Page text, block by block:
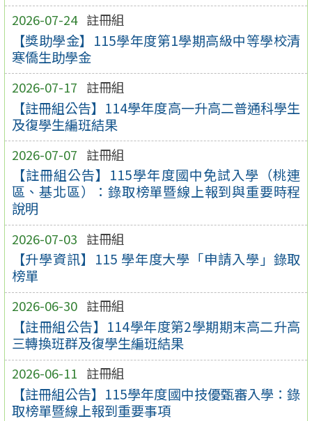
2026-07-24 註冊組
【獎助學金】115學年度第1學期高級中等學校清
寒僑生助學金
2026-07-17 註冊組
【註冊組公告】114學年度高一升高二普通科學生
及復學生編班結果
2026-07-07 註冊組
【註冊組公告】115學年度國中免試入學（桃連
區、基北區）：錄取榜單暨線上報到與重要時程
說明
2026-07-03 註冊組
【升學資訊】115 學年度大學「申請入學」錄取
榜單
2026-06-30 註冊組
【註冊組公告】114學年度第2學期期末高二升高
三轉換班群及復學生編班結果
2026-06-11 註冊組
【註冊組公告】115學年度國中技優甄審入學：錄
取榜單暨線上報到重要事項